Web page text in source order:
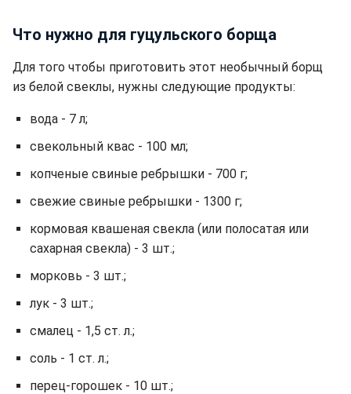
Что нужно для гуцульского борща
Для того чтобы приготовить этот необычный борщ
из белой свеклы, нужны следующие продукты:
вода - 7 л;
свекольный квас - 100 мл;
копченые свиные ребрышки - 700 г;
свежие свиные ребрышки - 1300 г;
кормовая квашеная свекла (или полосатая или
сахарная свекла) - 3 шт.;
морковь - 3 шт.;
лук - 3 шт.;
смалец - 1,5 ст. л.;
соль - 1 ст. л.;
перец-горошек - 10 шт.;